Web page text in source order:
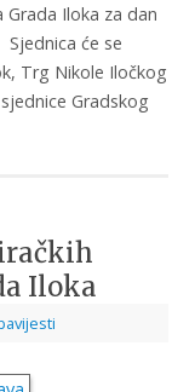
Grada Iloka za dan
će se
Trg Nikole Iločkog
Gradskog
Iloka